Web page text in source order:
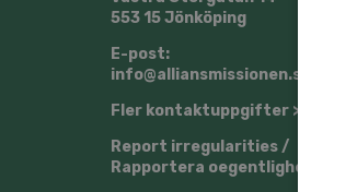
553 15 Jönköping
E-post:
info@alliansmissionen.se
Fler kontaktuppgifter >
Report irregularities /
Rapportera oegentligheter >